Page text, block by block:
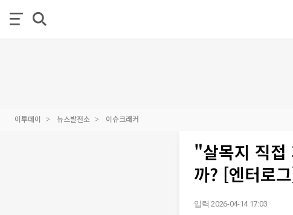
이투데이 뉴스발전소 이슈크래커
"살목지 직
까? [엔터로
입력 2026-04-14 17:03